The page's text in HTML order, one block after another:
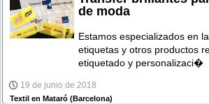
de moda
Estamos especializados en
etiquetas y otros productos
etiquetado y personalizaci�
19 de junio de 2018
Textil en Mataró (Barcelona)